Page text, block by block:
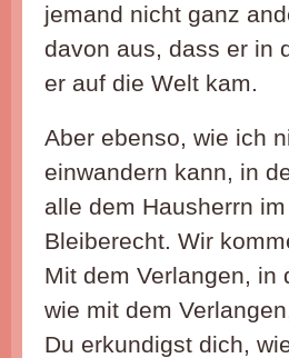
jemand nicht ganz
davon aus, dass er in
er auf die Welt kam.
Aber ebenso, wie ich
einwandern kann, in
alle dem Hausherrn
Bleiberecht. Wir
Mit dem Verlangen, in
wie mit dem
Du erkundigst dich,